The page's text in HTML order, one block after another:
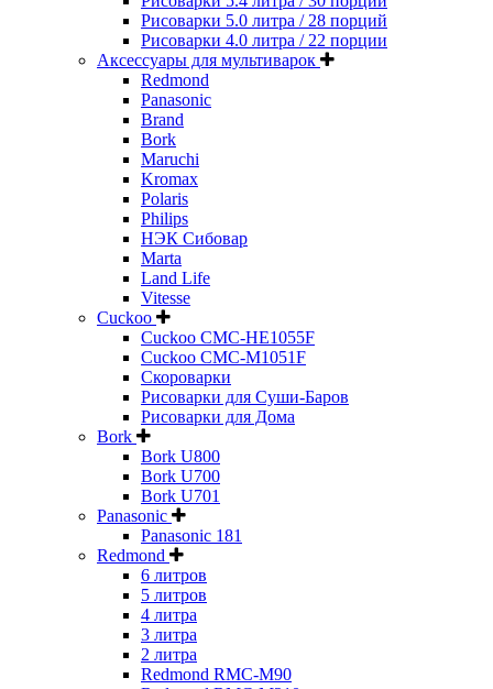
Рисоварки 5.0 литра / 28 порций
Рисоварки 4.0 литра / 22 порции
Аксессуары для мультиварок
Redmond
Panasonic
Brand
Bork
Maruchi
Kromax
Polaris
Philips
НЭК Сибовар
Marta
Land Life
Vitesse
Cuckoo
Cuckoo CMC-HE1055F
Cuckoo CMC-M1051F
Скороварки
Рисоварки для Суши-Баров
Рисоварки для Дома
Bork
Bork U800
Bork U700
Bork U701
Panasonic
Panasonic 181
Redmond
6 литров
5 литров
4 литра
3 литра
2 литра
Redmond RMC-M90